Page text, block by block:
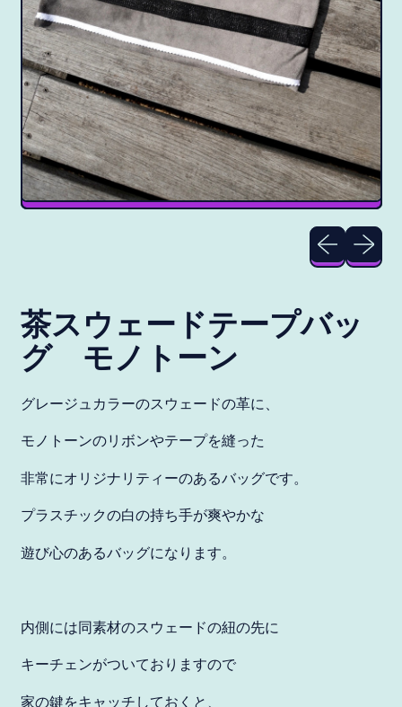
Previous slide
Next slide
茶スウェードテープバッ
グ モノトーン
グレージュカラーのスウェードの革に、
モノトーンのリボンやテープを縫った
非常にオリジナリティーのあるバッグです。
プラスチックの白の持ち手が爽やかな
遊び心のあるバッグになります。
内側には同素材のスウェードの紐の先に
キーチェンがついておりますので
家の鍵をキャッチしておくと、
アイルランド (JPY ¥)
¥)